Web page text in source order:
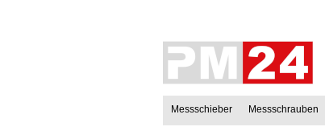
Messschieber Messschrauben